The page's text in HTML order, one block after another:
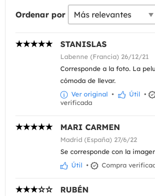
Ordenar por
STANISLAS
Labenne (Francia) 26/12/21
Corresponde a la foto. La
cómoda de llevar.
Ver original • Útil •
verificada
MARI CARMEN
Madrid (España) 27/6/22
Se corresponde con la
Útil • Compra
RUBÉN